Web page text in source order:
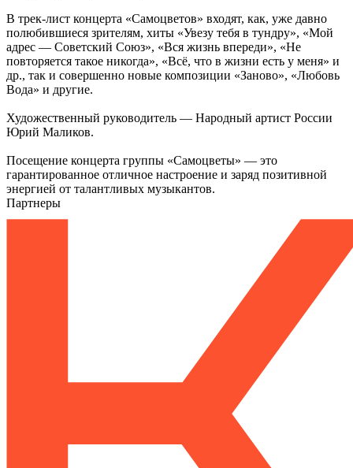
В трек-лист концерта «Самоцветов» входят, как, уже давно
полюбившиеся зрителям, хиты «Увезу тебя в тундру», «Мой
адрес — Советский Союз», «Вся жизнь впереди», «Не
повторяется такое никогда», «Всё, что в жизни есть у меня» и
др., так и совершенно новые композиции «Заново», «Любовь
Вода» и другие.
Художественный руководитель — Народный артист России
Юрий Маликов.
Посещение концерта группы «Самоцветы» — это
гарантированное отличное настроение и заряд позитивной
энергией от талантливых музыкантов.
Партнеры